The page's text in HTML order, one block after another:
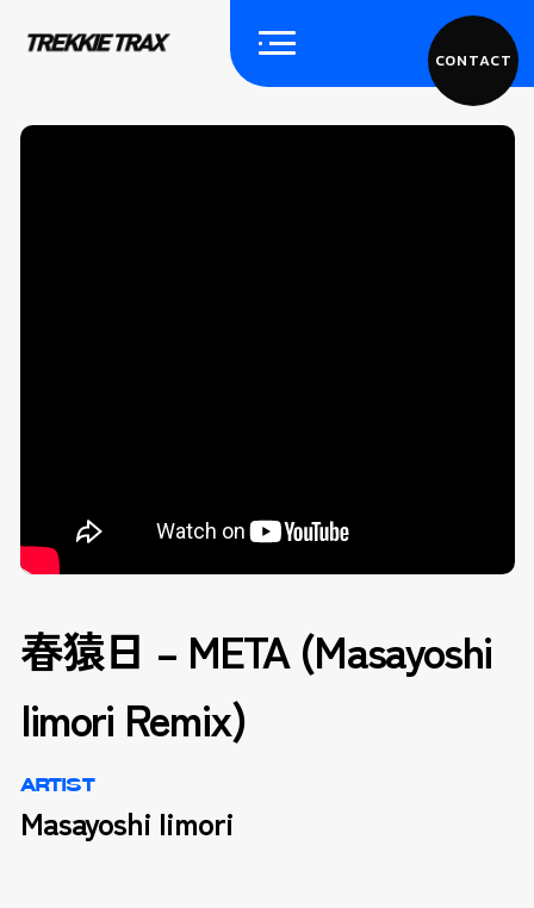
CONTACT
春猿日 – META (Masayoshi
Iimori Remix)
ARTIST
Masayoshi Iimori